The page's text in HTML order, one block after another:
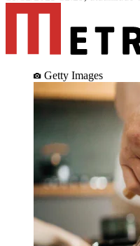
Getty Images